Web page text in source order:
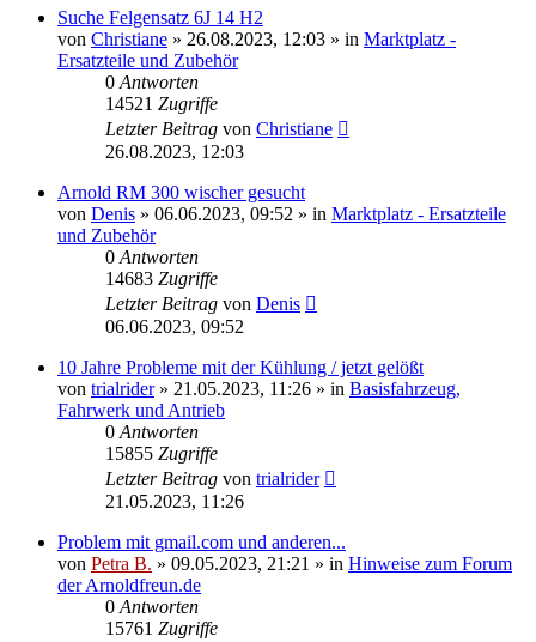
Suche Felgensatz 6J 14 H2
von Christiane » 26.08.2023, 12:03 » in Marktplatz -
Ersatzteile und Zubehör
0Antworten
14521 Zugriffe
Letzter Beitrag von Christiane
26.08.2023, 12:03
Arnold RM 300 wischer gesucht
von Denis » 06.06.2023, 09:52 » in Marktplatz - Ersatzteile
und Zubehör
0Antworten
14683 Zugriffe
Letzter Beitrag von Denis
06.06.2023, 09:52
10 Jahre Probleme mit der Kühlung / jetzt gelößt
von trialrider» 21.05.2023, 11:26 » in Basisfahrzeug,
Fahrwerk und Antrieb
0Antworten
15855 Zugriffe
Letzter Beitrag von trialrider
21.05.2023, 11:26
Problem mit gmail.com und anderen...
von Petra B. » 09.05.2023, 21:21 » in Hinweise zum Forum
der Arnoldfreun.de
0Antworten
15761 Zugriffe